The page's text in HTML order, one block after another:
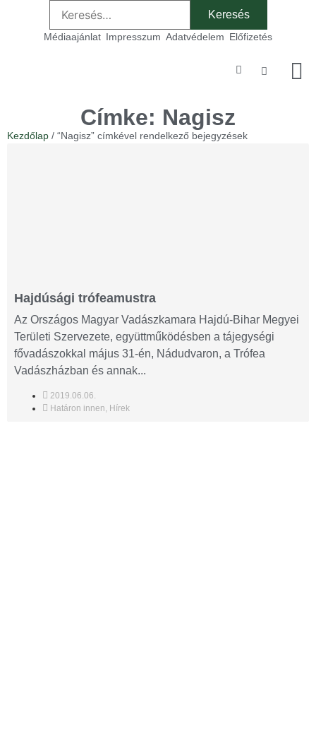
Médiaajánlat Impresszum Adatvédelem Előfizetés
Címke: Nagisz
Kezdőlap / “Nagisz” címkével rendelkező bejegyzések
Hajdúsági trófeamustra
Az Országos Magyar Vadászkamara Hajdú-Bihar Megyei
Területi Szervezete, együttműködésben a tájegységi
fővadászokkal május 31-én, Nádudvaron, a Trófea
Vadászházban és annak...
2019.06.06.
Határon innen, Hírek